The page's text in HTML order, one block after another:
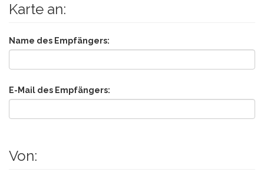
Karte an:
Name des Empfängers:
E-Mail des Empfängers:
Von: